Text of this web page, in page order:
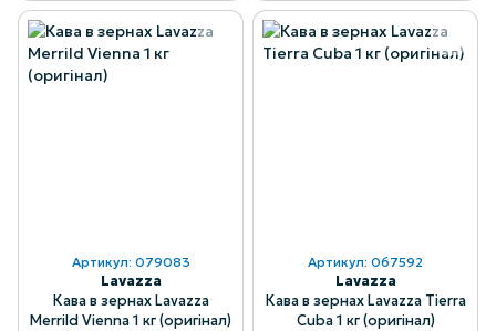
Артикул: 079083
Lavazza
Кава в зернах Lavazza
Merrild Vienna 1 кг (оригінал)
Артикул: 067592
Lavazza
Кава в зернах Lavazza Tierra
Cuba 1 кг (оригінал)